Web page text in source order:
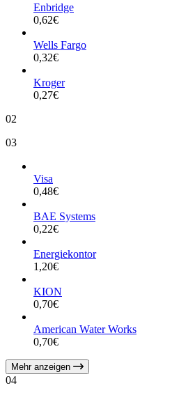
Enbridge
0,62€
Wells Fargo
0,32€
Kroger
0,27€
02
03
Visa
0,48€
BAE Systems
0,22€
Energiekontor
1,20€
KION
0,70€
American Water Works
0,70€
Mehr anzeigen
04